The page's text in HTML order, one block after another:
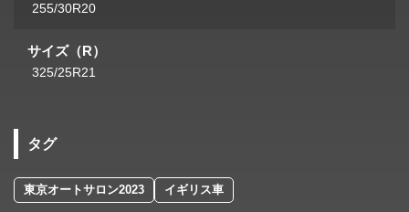
255/30R20
サイズ（R）
325/25R21
タグ
東京オートサロン2023 イギリス車